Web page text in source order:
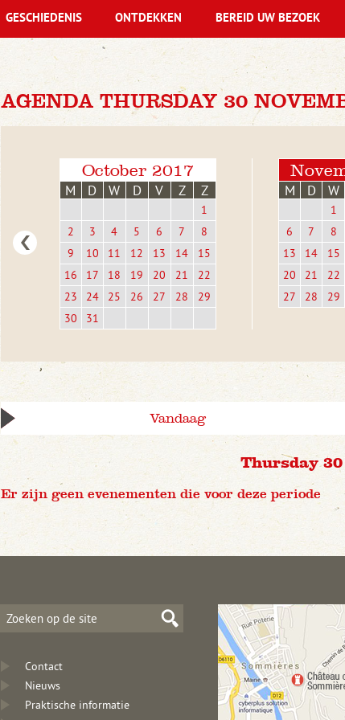
AGENDA THURSDAY 30
October 2017
M D W D V Z Z
1
2
3 4 5 6 7
8
9
10 11 12 13 14
15
16
17 18 19 20 21
22
23
24 25 26 27 28
29
30
31
M D W
1
6
7 8
13
14 15
20
21 22
27
28 29
Vandaag
Thursday
Er zijn geen evenementen die voor deze periode
GESCHIEDENIS ONTDEKKEN BEREID UW BEZOEK
Contact
Nieuws
Praktische informatie